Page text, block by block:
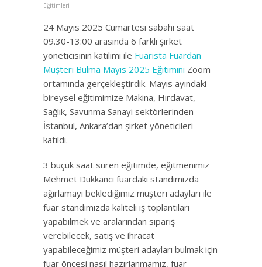
Eğitimleri
24 Mayıs 2025 Cumartesi sabahı saat
09.30-13:00 arasında 6 farklı şirket
yöneticisinin katılımı ile Fuarista Fuardan
Müşteri Bulma Mayıs 2025 Eğitimini Zoom
ortamında gerçekleştirdik. Mayıs ayındaki
bireysel eğitimimize Makina, Hırdavat,
Sağlık, Savunma Sanayi sektörlerinden
İstanbul, Ankara’dan şirket yöneticileri
katıldı.
3 buçuk saat süren eğitimde, eğitmenimiz
Mehmet Dükkancı fuardaki standımızda
ağırlamayı beklediğimiz müşteri adayları ile
fuar standımızda kaliteli iş toplantıları
yapabilmek ve aralarından sipariş
verebilecek, satış ve ihracat
yapabileceğimiz müşteri adayları bulmak için
fuar öncesi nasıl hazırlanmamız, fuar